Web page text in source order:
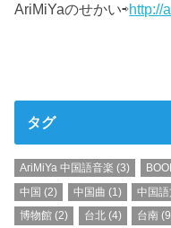
AriMiYaのせかい⇨http://
タグ
AriMiYa 中国語音楽 (3)
中国 (2) 中国曲 (1) 中国語
博物館 (2) 台北(4) 台南